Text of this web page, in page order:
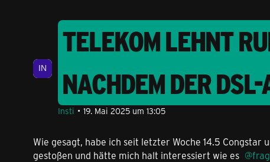
TELEKOM LEHNT
NACHDEM DER
Insti 19. Mai 2025 um 13:05
Wie gesagt, habe ich seit letzter Woche 14.5
gestoßen und hätte mich halt interessiert wie es